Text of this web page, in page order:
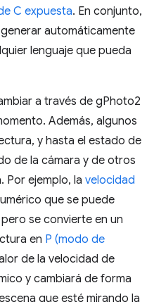
C expuesta. En conjunto,
automáticamente
lenguaje que pueda
a través de gPhoto2
Además, algunos
y hasta el estado de
de la cámara y de otros
ejemplo, la velocidad
que se puede
pero se convierte en un
en P (modo de
de la velocidad de
y cambiará de forma
que esté mirando la